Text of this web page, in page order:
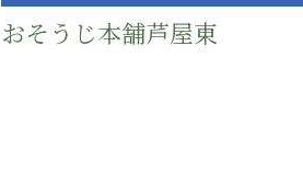
おそうじ本舗芦屋東